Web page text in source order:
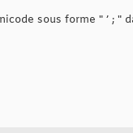
sous forme " ’ ; "